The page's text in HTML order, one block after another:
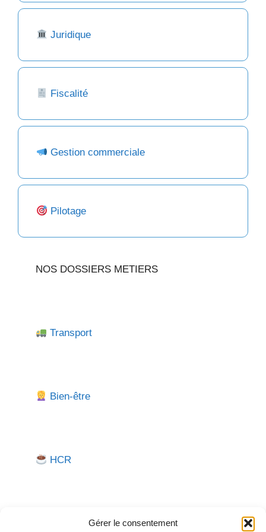
Gérer le consentement
Juridique
Fiscalité
Gestion commerciale
Pilotage
NOS DOSSIERS METIERS
Transport
Bien-être
HCR